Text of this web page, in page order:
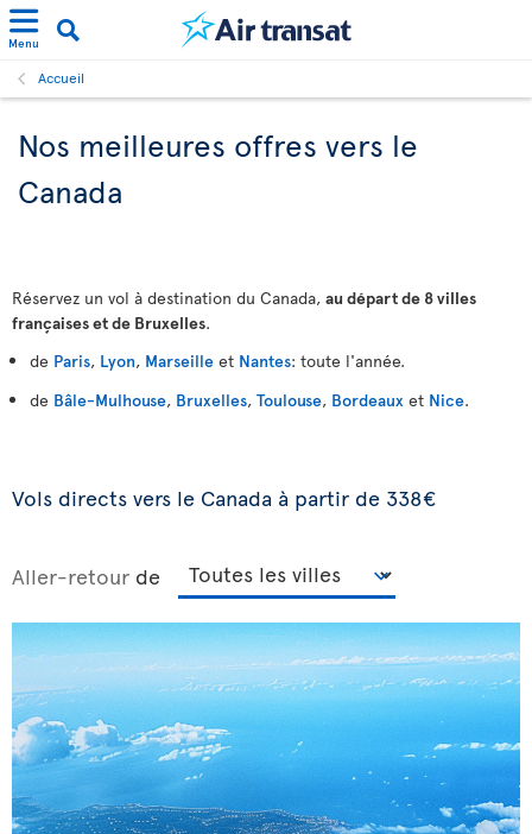
Menu
Accueil
Nos meilleures offres vers le
Canada
Réservez un vol à destination du Canada, au départ de 8 villes
françaises et de Bruxelles.
de Paris, Lyon, Marseille et Nantes: toute l'année.
de Bâle-Mulhouse, Bruxelles, Toulouse, Bordeaux et Nice.
Vols directs vers le Canada à partir de 338€
Aller-retour de